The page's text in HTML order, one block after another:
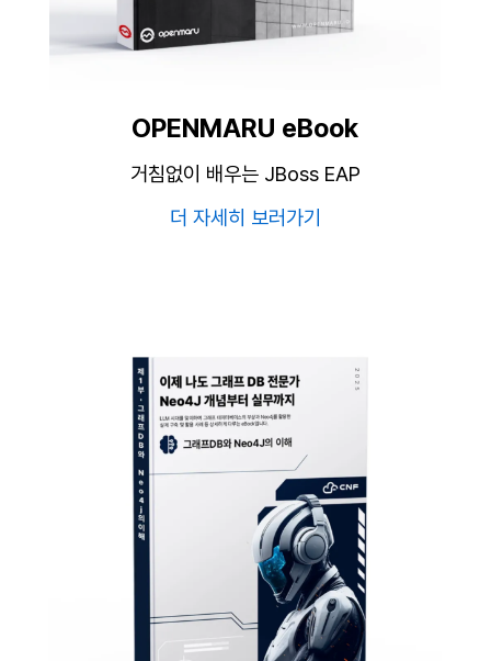
OPENMARU eBook
거침없이 배우는 JBoss EAP
더 자세히 보러가기